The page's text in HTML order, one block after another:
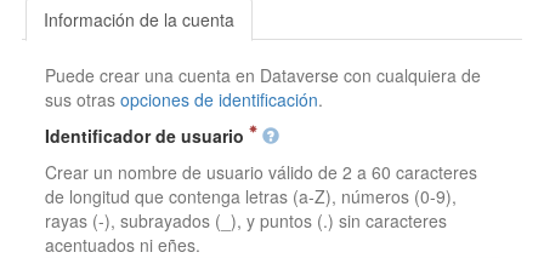
Información de la cuenta
Puede crear una cuenta en Dataverse con cualquiera de
sus otrasopciones de identificación.
Identificador de usuario
Crear un nombre de usuario válido de 2 a 60 caracteres
de longitud que contenga letras (a-Z), números (0-9),
rayas (-), subrayados (_), y puntos (.) sin caracteres
acentuados ni eñes.